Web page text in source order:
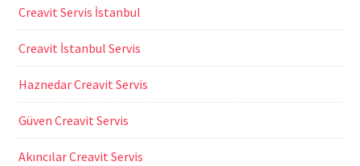
Creavit Servis İstanbul
Creavit İstanbul Servis
Haznedar Creavit Servis
Güven Creavit Servis
Akıncılar Creavit Servis